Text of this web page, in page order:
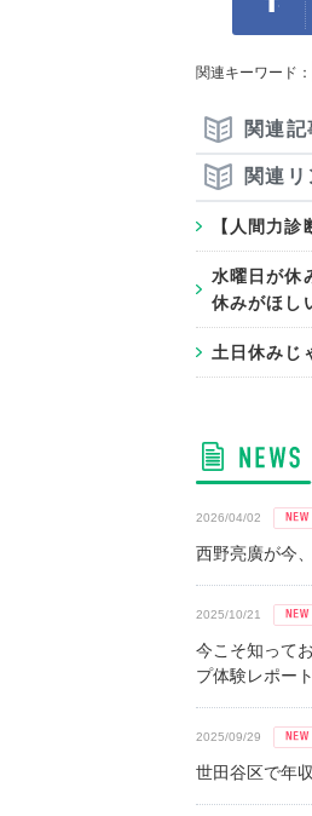
関連キーワード：
関連記
関連リ
【人間力
水曜日が休
休みがほし
土日休みじ
2026/04/02
西野亮廣が今
2025/10/21
今こそ知って
プ体験レポート
2025/09/29
世田谷区で年